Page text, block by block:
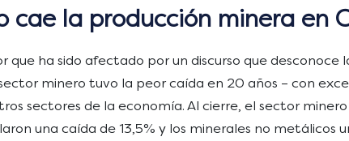
cae la producción minera en
ha sido afectado por un discurso que
minero tuvo la peor caída en 20 años – con
sectores de la economía. Al cierre, el sector
una caída de 13,5% y los minerales no metálicos